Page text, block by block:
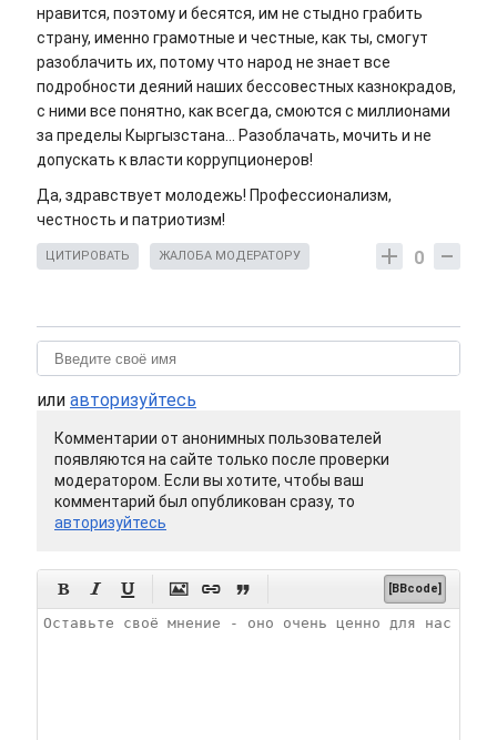
нравится, поэтому и бесятся, им не стыдно грабить
страну, именно грамотные и честные, как ты, смогут
разоблачить их, потому что народ не знает все
подробности деяний наших бессовестных казнокрадов,
с ними все понятно, как всегда, смоются с миллионами
за пределы Кыргызстана... Разоблачать, мочить и не
допускать к власти коррупционеров!
Да, здравствует молодежь! Профессионализм,
честность и патриотизм!
0
ЦИТИРОВАТЬ ЖАЛОБА МОДЕРАТОРУ
или авторизуйтесь
Комментарии от анонимных пользователей
появляются на сайте только после проверки
модератором. Если вы хотите, чтобы ваш
комментарий был опубликован сразу, то
авторизуйтесь
      [BBcode]